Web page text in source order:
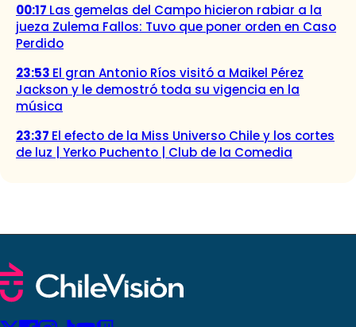
00:17 Las gemelas del Campo hicieron rabiar a la
jueza Zulema Fallos: Tuvo que poner orden en Caso
Perdido
23:53 El gran Antonio Ríos visitó a Maikel Pérez
Jackson y le demostró toda su vigencia en la
música
23:37 El efecto de la Miss Universo Chile y los cortes
de luz | Yerko Puchento | Club de la Comedia